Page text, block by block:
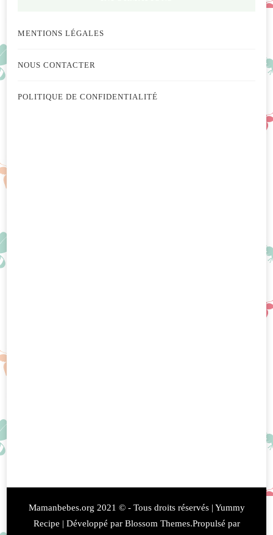
MENTIONS LÉGALES
NOUS CONTACTER
POLITIQUE DE CONFIDENTIALITÉ
Mamanbebes.org 2021 © - Tous droits réservés | Yummy
Recipe | Développé par Blossom Themes.Propulsé par